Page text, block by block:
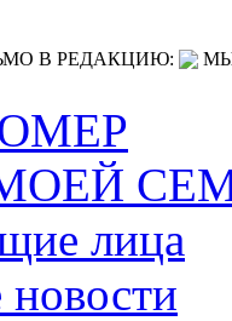
В РЕДАКЦИЮ:
лица